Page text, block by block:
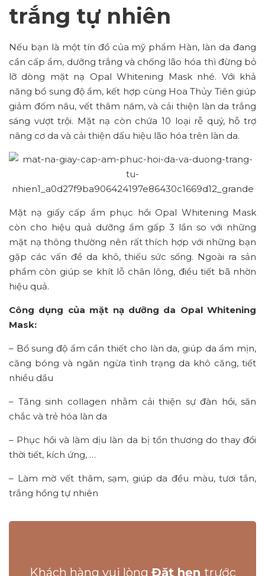
trắng tự nhiên
Nếu bạn là một tín đồ của mỹ phẩm Hàn, làn da đang
cần cấp ẩm, dưỡng trắng và chống lão hóa thì đừng bỏ
lỡ dòng mặt nạ Opal Whitening Mask nhé. Với khả
năng bổ sung độ ẩm, kết hợp cùng Hoa Thủy Tiên giúp
giảm đốm nâu, vết thâm nám, và cải thiện làn da trắng
sáng vượt trội. Mặt nạ còn chứa 10 loại rễ quý, hỗ trợ
nâng cơ da và cải thiện dấu hiệu lão hóa trên làn da.
Mặt nạ giấy cấp ẩm phục hồi Opal Whitening Mask
còn cho hiệu quả dưỡng ẩm gấp 3 lần so với những
mặt nạ thông thường nên rất thích hợp với những bạn
gặp các vấn đề da khô, thiếu sức sống. Ngoài ra sản
phẩm còn giúp se khít lỗ chân lông, điều tiết bã nhờn
hiệu quả.
Công dụng của mặt nạ dưỡng da Opal Whitening
Mask:
– Bổ sung độ ẩm cần thiết cho làn da, giúp da ẩm mịn,
căng bóng và ngăn ngừa tình trạng da khô căng, tiết
nhiều dầu
– Tăng sinh collagen nhằm cải thiện sự đàn hồi, săn
chắc và trẻ hóa làn da
– Phục hồi và làm dịu làn da bị tổn thương do thay đổi
thời tiết, kích ứng, …
– Làm mờ vết thâm, sạm, giúp da đều màu, tươi tắn,
trắng hồng tự nhiên
Khách hàng vui lòng Đặt hẹn trước